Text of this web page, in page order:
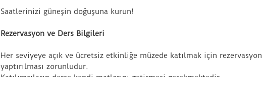
Saatlerinizi güneşin doğuşuna kurun!
Rezervasyon ve Ders Bilgileri
Her seviyeye açık ve ücretsiz etkinliğe müzede katılmak için rezervasyon
yaptırılması zorunludur.
Katılımcıların derse kendi matlarını getirmesi gerekmektedir.